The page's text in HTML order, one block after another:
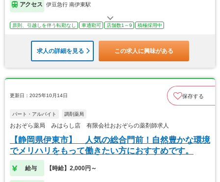
アクセス 伊豆急行 南伊東駅
原則、引越しを伴う転勤なし 車通勤可 店舗数1～9 積極採用中
求人の詳細を見る この求人に興味がある
更新日：2025年10月14日 保存する
パート・アルバイト 調剤薬局
おおぞら薬局 みはらし店 有限会社おおぞらの薬剤師求人
【静岡県伊東市】 人気の総合門前！自然豊かな環境
でメリハリをもって働きたい方におすすめです。
給与 【時給】2,000円～